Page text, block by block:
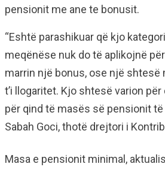
pensionit me ane te bonusit.
“Eshtë parashikuar që kjo
meqënëse nuk do të aplikojnë
marrin një bonus, ose një shtesë
t’i llogaritet. Kjo shtesë varion
për qind të masës së pensionit të
Sabah Goci, thotë drejtori i
Masa e pensionit minimal,